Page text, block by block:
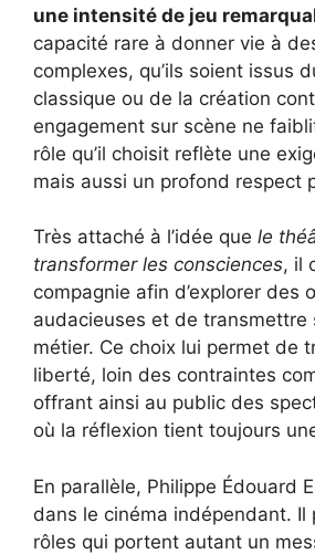
une intensité de jeu
capacité rare à donner vie à
complexes, qu’ils soient issus
classique ou de la création
engagement sur scène ne
rôle qu’il choisit reflète une
mais aussi un profond respect
Très attaché à l’idée que le
transformer les consciences, il
compagnie afin d’explorer des
audacieuses et de transmettre
métier. Ce choix lui permet de
liberté, loin des contraintes
offrant ainsi au public des
où la réflexion tient toujours
En parallèle, Philippe Édouard
dans le cinéma indépendant. Il
rôles qui portent autant un